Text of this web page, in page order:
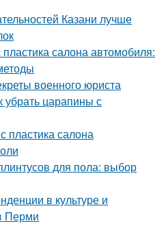
Казани лучше
салона автомобиля:
военного юриста
убрать царапины с
пластика салона
для пола: выбор
в культуре и
Перми